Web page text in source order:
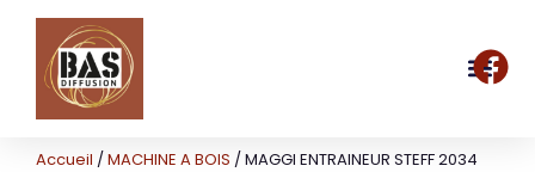
Accueil /MACHINE A BOIS / MAGGI ENTRAINEUR STEFF 2034